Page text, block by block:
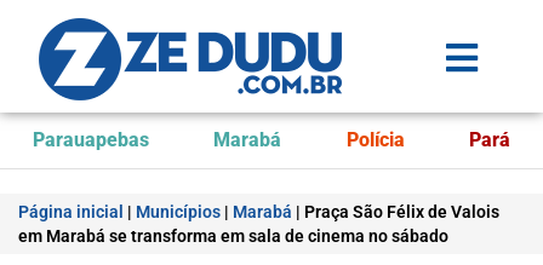
Parauapebas Marabá Polícia Pará
Página inicial | Municípios | Marabá | Praça São Félix de Valois
em Marabá se transforma em sala de cinema no sábado